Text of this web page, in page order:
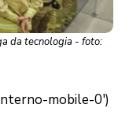
da tecnologia - foto: